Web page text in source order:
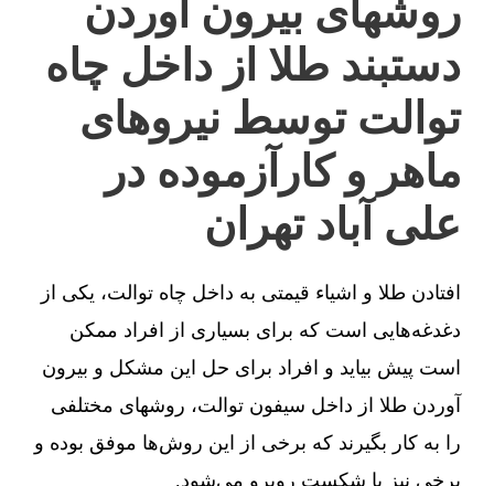
روشهای بیرون آوردن
دستبند طلا از داخل چاه
توالت توسط نیروهای
ماهر و کارآزموده در
علی آباد تهران
افتادن طلا و اشیاء قیمتی به داخل چاه توالت، یکی از
دغدغه‌هایی است که برای بسیاری از افراد ممکن
است پیش بیاید و افراد برای حل این مشکل و بیرون
آوردن طلا از داخل سیفون توالت، روشهای مختلفی
را به کار بگیرند که برخی از این روش‌ها موفق بوده و
برخی نیز با شکست روبرو می‌شود.